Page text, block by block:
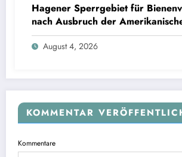
Hagener Sperrgebiet für
nach Ausbruch der
Faulbrut aufgehoben
August 4, 2026
KOMMENTAR
Kommentare